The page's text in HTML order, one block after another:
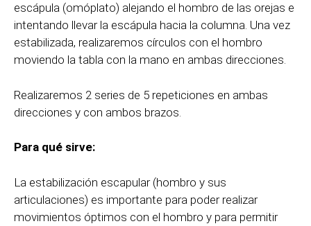
escápula (omóplato) alejando el hombro de las orejas e
intentando llevar la escápula hacia la columna. Una vez
estabilizada, realizaremos círculos con el hombro
moviendo la tabla con la mano en ambas direcciones.
Realizaremos 2 series de 5 repeticiones en ambas
direcciones y con ambos brazos.
Para qué sirve:
La estabilización escapular (hombro y sus
articulaciones) es importante para poder realizar
movimientos óptimos con el hombro y para permitir